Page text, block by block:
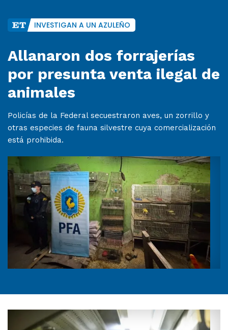
INVESTIGAN A UN AZULEÑO
Allanaron dos forrajerías
por presunta venta ilegal de
animales
Policías de la Federal secuestraron aves, un zorrillo y
otras especies de fauna silvestre cuya comercialización
está prohibida.